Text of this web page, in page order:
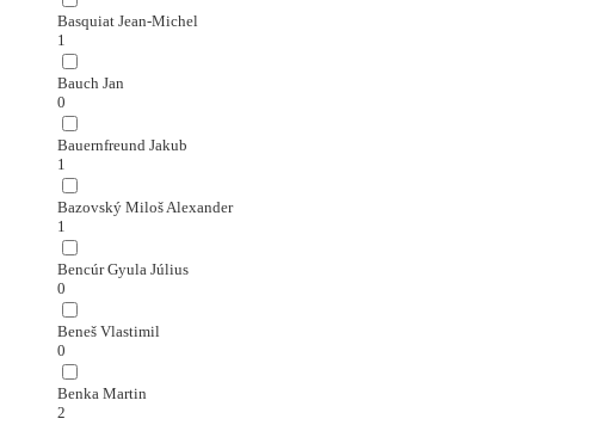
Basquiat Jean-Michel
1
Bauch Jan
0
Bauernfreund Jakub
1
Bazovský Miloš Alexander
1
Bencúr Gyula Július
0
Beneš Vlastimil
0
Benka Martin
2